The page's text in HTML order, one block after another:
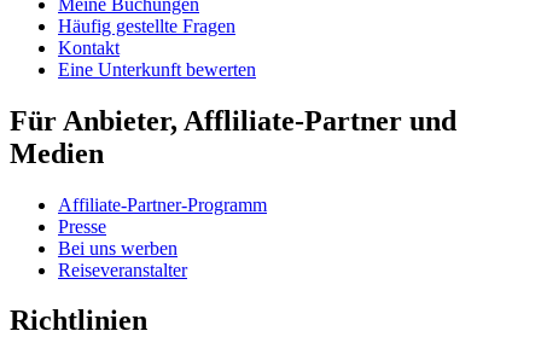
Häufig gestellte Fragen
Kontakt
Eine Unterkunft bewerten
Für Anbieter, Affliliate-Partner und
Medien
Affiliate-Partner-Programm
Presse
Bei uns werben
Reiseveranstalter
Richtlinien